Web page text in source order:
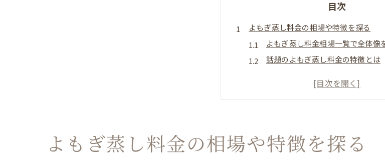
目次
よもぎ蒸し料金の相場や特徴を探る
よもぎ蒸し料金相場一覧で全体像
話題のよもぎ蒸し料金の特徴とは
よもぎ蒸し料金表から見る選び方
自宅とサロンのよもぎ蒸し料金比
よもぎ蒸し自宅導入の費用感をチ
よもぎ蒸し料金の相場や特徴を探る